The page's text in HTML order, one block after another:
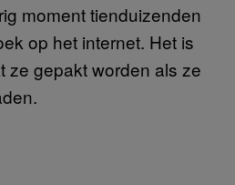
moment tienduizenden
op het internet. Het is
ze gepakt worden als ze